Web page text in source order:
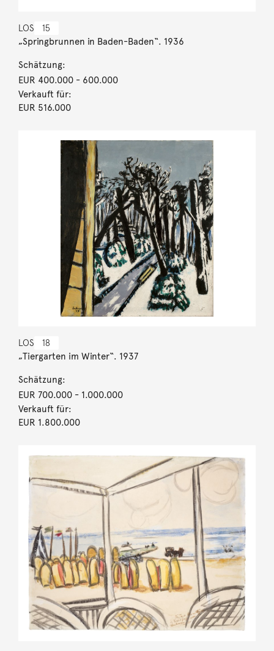
LOS 15
„Springbrunnen in Baden-Baden“. 1936
Schätzung:
EUR 400.000- 600.000
Verkauft für:
EUR 516.000
LOS 18
„Tiergarten im Winter“. 1937
Schätzung:
EUR 700.000- 1.000.000
Verkauft für:
EUR 1.800.000